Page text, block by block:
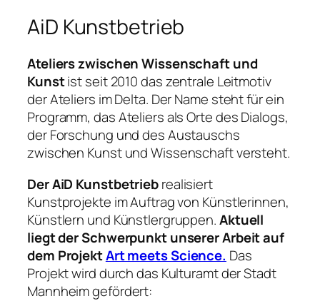
AiD Kunstbetrieb
Ateliers zwischen Wissenschaft und
Kunstist seit 2010 das zentrale Leitmotiv
der Ateliers im Delta. Der Name steht für ein
Programm, das Ateliers als Orte des Dialogs,
der Forschung und des Austauschs
zwischen Kunst und Wissenschaft versteht.
Der AiD Kunstbetriebrealisiert
Kunstprojekte im Auftrag von Künstlerinnen,
Künstlern und Künstlergruppen.Aktuell
liegt der Schwerpunkt unserer Arbeit auf
dem ProjektArt meets Science. Das
Projekt wird durch das Kulturamt der Stadt
Mannheim gefördert: